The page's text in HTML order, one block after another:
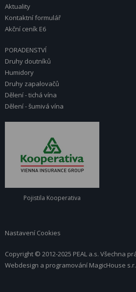
Aktuality
Kontaktní formulář
Akční ceník E6
PORADENSTVÍ
Druhy doutníků
Humidory
Druhy zapalovačů
Dělení - tichá vína
Dělení - šumivá vína
Pojistila Kooperativa
Nastavení Cookies
Copyright © 2012-2025 PEAL a.s. Všechna
Webdesign a programování MagicHouse